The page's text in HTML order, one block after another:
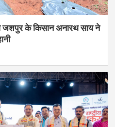
जशपुर के किसान अनारथ साय ने